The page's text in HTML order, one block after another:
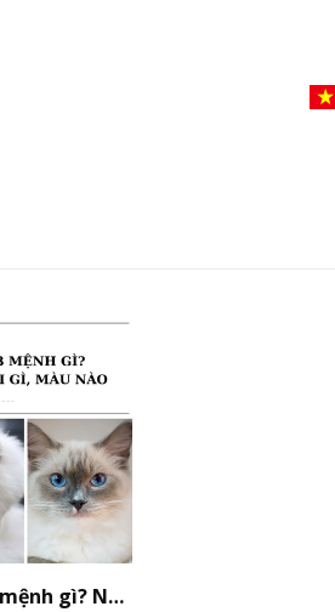
Nam sinh năm 1963 mệnh gì? Nam nữ 1963 hợp tuổi gì, màu nào?